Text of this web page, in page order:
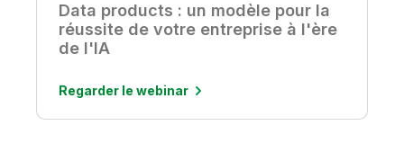
Data products : un modèle pour la
réussite de votre entreprise à l'ère
de l'IA
Regarder le webinar